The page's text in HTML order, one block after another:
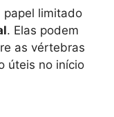
papel limitado
. Elas podem
as vértebras
úteis no início